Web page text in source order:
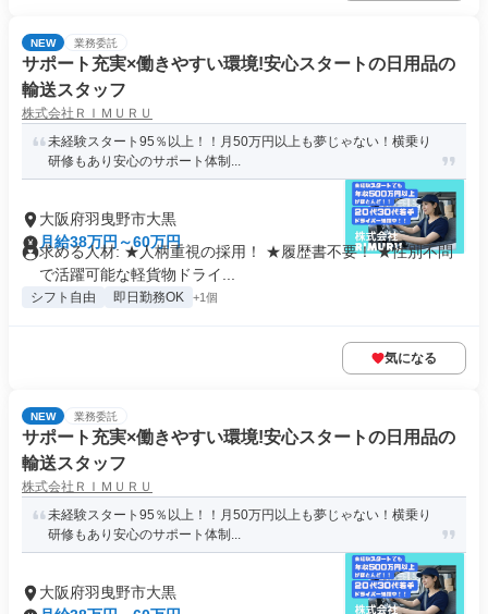
NEW 業務委託
サポート充実×働きやすい環境!安心スタートの日用品の
輸送スタッフ
株式会社ＲＩＭＵＲＵ
未経験スタート95％以上！！月50万円以上も夢じゃない！横乗り
研修もあり安心のサポート体制...
大阪府羽曳野市大黒
月給38万円～60万円
求める人材: ★人柄重視の採用！ ★履歴書不要！ ★性別不問
で活躍可能な軽貨物ドライ...
シフト自由 即日勤務OK +1個
気になる
NEW 業務委託
サポート充実×働きやすい環境!安心スタートの日用品の
輸送スタッフ
株式会社ＲＩＭＵＲＵ
未経験スタート95％以上！！月50万円以上も夢じゃない！横乗り
研修もあり安心のサポート体制...
大阪府羽曳野市大黒